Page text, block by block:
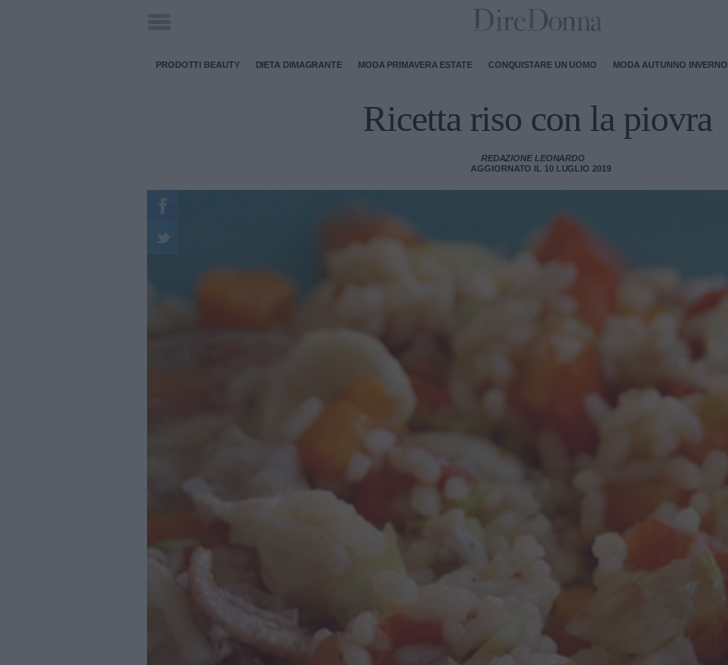
PRODOTTI BEAUTY DIETA DIMAGRANTE MODA PRIMAVERA ESTATE CONQUISTARE UN UOMO MODA AUTUNNO INVERNO
Ricetta riso con la piovra
REDAZIONE LEONARDO
AGGIORNATO IL 10 LUGLIO 2019